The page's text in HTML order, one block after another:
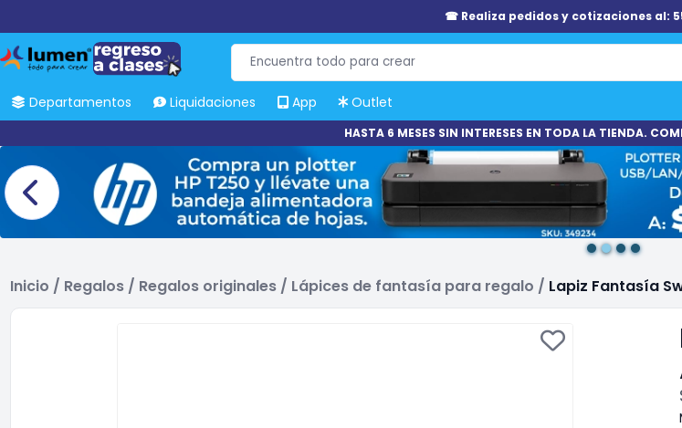
☎ Realiza pedidos y cotizaciones al:
Departamentos Liquidaciones App Outlet
HASTA 6 MESES SIN INTERESES EN TODA LA TIENDA.
Inicio / Regalos / Regalos originales / Lápices de fantasía para regalo / Lapiz Fantasía